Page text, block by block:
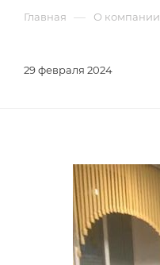
Главная — О компании
29 февраля 2024